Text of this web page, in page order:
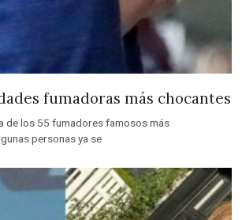
fumadoras más chocantes
de los 55 fumadores famosos más
personas ya se